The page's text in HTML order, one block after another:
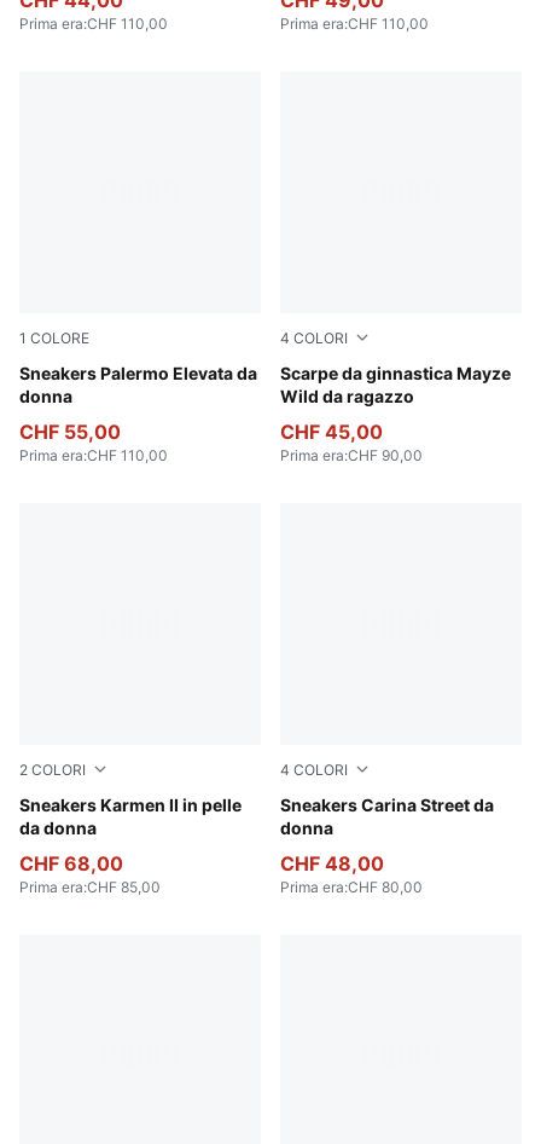
Prima era:CHF 110,00 Prima era:CHF 110,00
1 COLORE
Sneakers Palermo Elevata da
donna
Apple Spritz-Pink Shimmer
CHF 55,00
Prima era:CHF 110,00
4 COLORI
Scarpe da ginnastica Mayze
Wild da ragazzo
Deep Plum-Mauve Pop
CHF 45,00
Prima era:CHF 90,00
2 COLORI
Sneakers Karmen II in pelle
da donna
PUMA White-PUMA Black-PUMA Silver
CHF 68,00
Prima era:CHF 85,00
4 COLORI
Sneakers Carina Street da
donna
PUMA Black-PUMA Black-
CHF 48,00
Prima era:CHF 80,00